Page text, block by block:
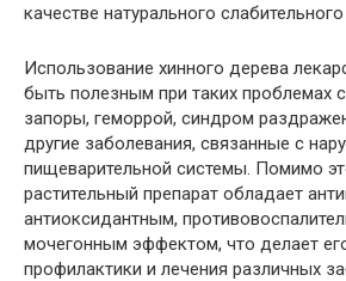
качестве натурального
Использование хинного дерева
быть полезным при таких проблемах
запоры, геморрой, синдром
другие заболевания, связанные с
пищеварительной системы. Помимо
растительный препарат обладает
антиоксидантным,
мочегонным эффектом, что делает
профилактики и лечения различных